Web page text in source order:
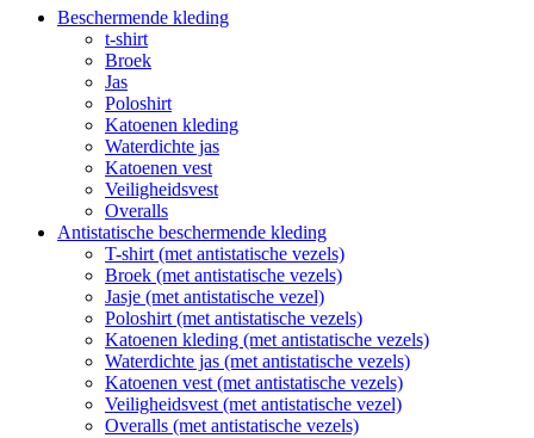
Beschermende kleding
t-shirt
Broek
Jas
Poloshirt
Katoenen kleding
Waterdichte jas
Katoenen vest
Veiligheidsvest
Overalls
Antistatische beschermende kleding
T-shirt (met antistatische vezels)
Broek (met antistatische vezels)
Jasje (met antistatische vezel)
Poloshirt (met antistatische vezels)
Katoenen kleding (met antistatische vezels)
Waterdichte jas (met antistatische vezels)
Katoenen vest (met antistatische vezels)
Veiligheidsvest (met antistatische vezel)
Overalls (met antistatische vezels)